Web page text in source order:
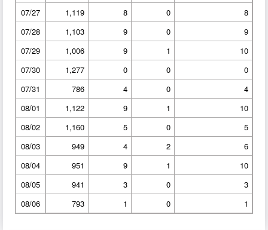
07/27
1,119 8 0
8
07/28
1,103 9 0
9
07/29
1,006 9 1
10
07/30
1,277 0 0
0
07/31
786 4 0
4
08/01
1,122 9 1
10
08/02
1,160 5 0
5
08/03
949 4 2
6
08/04
951 9 1
10
08/05
941 3 0
3
08/06
793 1 0 1